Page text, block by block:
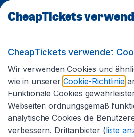
Internationale Webseiten
Folgen Sie uns:
CheapTickets
CheapTickets verwendet
Wir verwenden Cookies und
wie in unserer Cookie-Richtlinie
Funktionale Cookies
Webseiten ordnungsgemäß
analytische Cookies die
verbessern. Drittanbieter (liste